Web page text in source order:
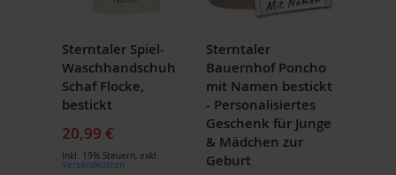
Sterntaler Spiel-
Waschhandschuh
Schaf Flocke,
bestickt
20,99 €
Inkl. 19% Steuern, exkl.
Versandkosten
Sterntaler
Bauernhof Poncho
mit Namen bestickt
- Personalisiertes
Geschenk für Junge
& Mädchen zur
Geburt